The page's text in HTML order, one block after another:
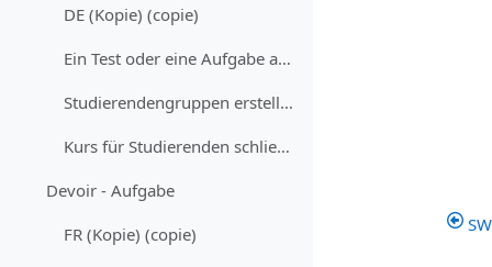
DE (Kopie) (copie)
Ein Test oder eine Aufgabe auf eine Gruppe von Studierenden beschränken
Studierendengruppen erstellen
Kurs für Studierenden schließen
Devoir - Aufgabe
FR (Kopie) (copie)